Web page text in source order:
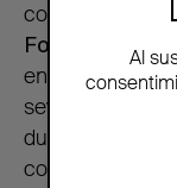
con raíces
Foronda
es de
en cualquier
sevillana existe
durante
complementos
Al